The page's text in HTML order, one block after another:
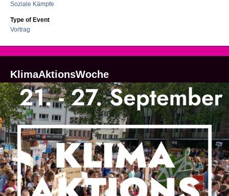
Soziale Kämpfe
Type of Event
Vortrag
KlimaAktionsWoche